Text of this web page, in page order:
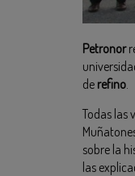
Petronor
de refino
Todas las
sobre la
las